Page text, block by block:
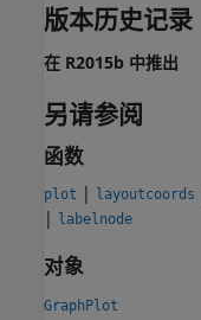
版本历史记录
在 R2015b 中推出
另请参阅
函数
plot | layoutcoords
| labelnode
对象
GraphPlot